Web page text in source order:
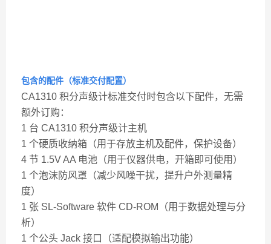
包含的配件（标准交付配置）
CA1310 积分声级计标准交付时包含以下配件，无需
额外订购：
1 台 CA1310 积分声级计主机
1 个硬质收纳箱（用于存放主机及配件，保护设备）
4 节 1.5V AA 电池（用于仪器供电，开箱即可使用）
1 个泡沫防风罩（减少风噪干扰，提升户外测量精
度）
1 张 SL-Software 软件 CD-ROM（用于数据处理与分
析）
1 个公头 Jack 接口（适配模拟输出功能）